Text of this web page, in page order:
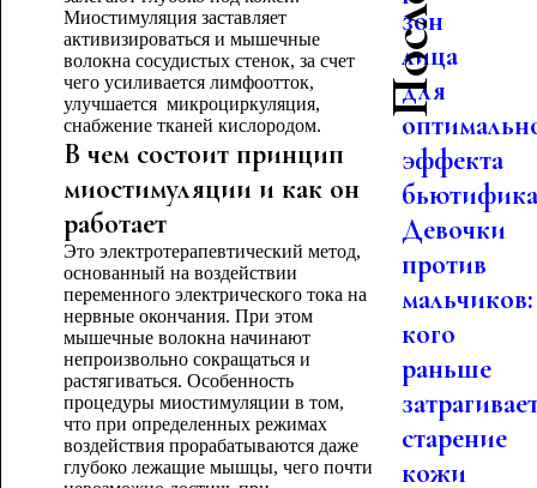
Миостимуляция заставляет
активизироваться и мышечные
волокна сосудистых стенок, за счет
чего усиливается лимфоотток,
улучшается микроциркуляция,
снабжение тканей кислородом.
В чем состоит принцип
миостимуляции и как он
работает
Это электротерапевтический метод,
основанный на воздействии
переменного электрического тока на
нервные окончания. При этом
мышечные волокна начинают
непроизвольно сокращаться и
растягиваться. Особенность
процедуры миостимуляции в том,
что при определенных режимах
воздействия прорабатываются даже
глубоко лежащие мышцы, чего почти
зон
лица
для
эффекта
Девочки
против
мальчиков:
кого
раньше
старение
кожи